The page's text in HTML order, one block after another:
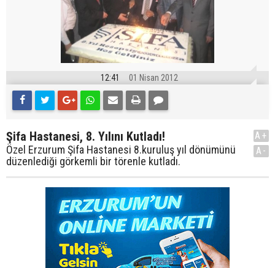
12:41 01 Nisan 2012
Şifa Hastanesi, 8. Yılını Kutladı!
Özel Erzurum Şifa Hastanesi 8.kuruluş yıl dönümünü
düzenlediği görkemli bir törenle kutladı.
A+
A-